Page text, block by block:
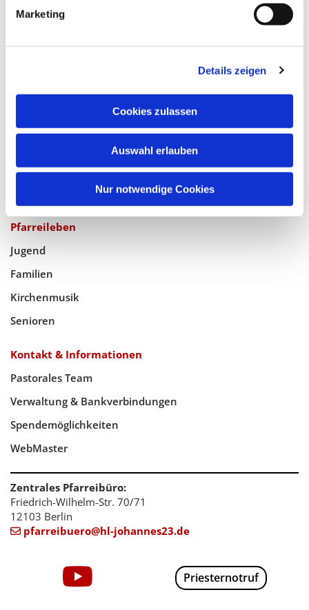
Marketing
Details zeigen
Cookies zulassen
Auswahl erlauben
Nur notwendige Cookies
Katholische Kirchengemeinde
Pfarrei Hl. Johannes XXIII.
Tempelhof-Buckow
Glaube
Geistlicher Raum
Taufe, Kommunion & Trauung
Pfarreileben
Jugend
Familien
Kirchenmusik
Senioren
Kontakt & Informationen
Pastorales Team
Verwaltung & Bankverbindungen
Spendemöglichkeiten
WebMaster
Zentrales Pfarreibüro:
Friedrich-Wilhelm-Str. 70/71
12103 Berlin
 pfarreibuero@hl-johannes23.de
Priesternotruf